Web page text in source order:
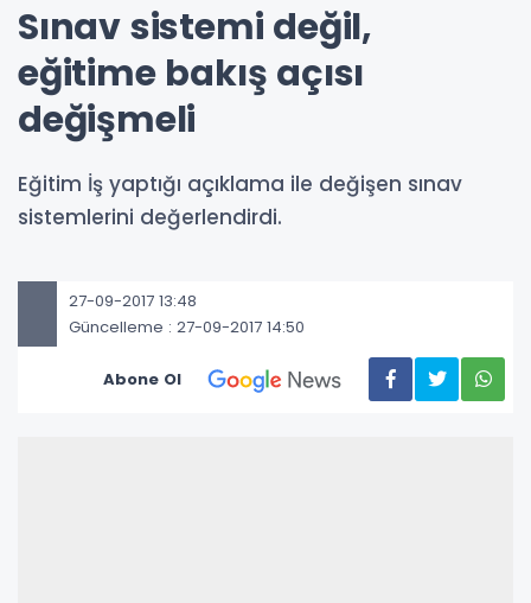
Sınav sistemi değil,
eğitime bakış açısı
değişmeli
Eğitim İş yaptığı açıklama ile değişen sınav
sistemlerini değerlendirdi.
27-09-2017 13:48
Güncelleme : 27-09-2017 14:50
Abone Ol